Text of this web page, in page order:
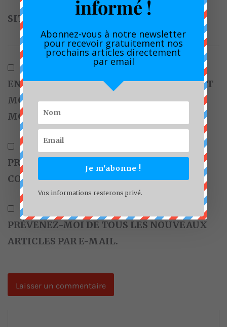
SITE WEB
ENREGISTRER MON NOM, MON E-MAIL ET
MON SITE DANS LE NAVIGATEUR POUR
MON PROCHAIN COMMENTAIRE.
PRÉVENEZ-MOI DE TOUS LES NOUVEAUX
COMMENTAIRES PAR E-MAIL.
PRÉVENEZ-MOI DE TOUS LES NOUVEAUX
ARTICLES PAR E-MAIL.
informé !
Abonnez-vous à notre newsletter
pour recevoir gratuitement nos
prochains articles directement
par email
Je m'abonne !
Vos informations resterons privé.